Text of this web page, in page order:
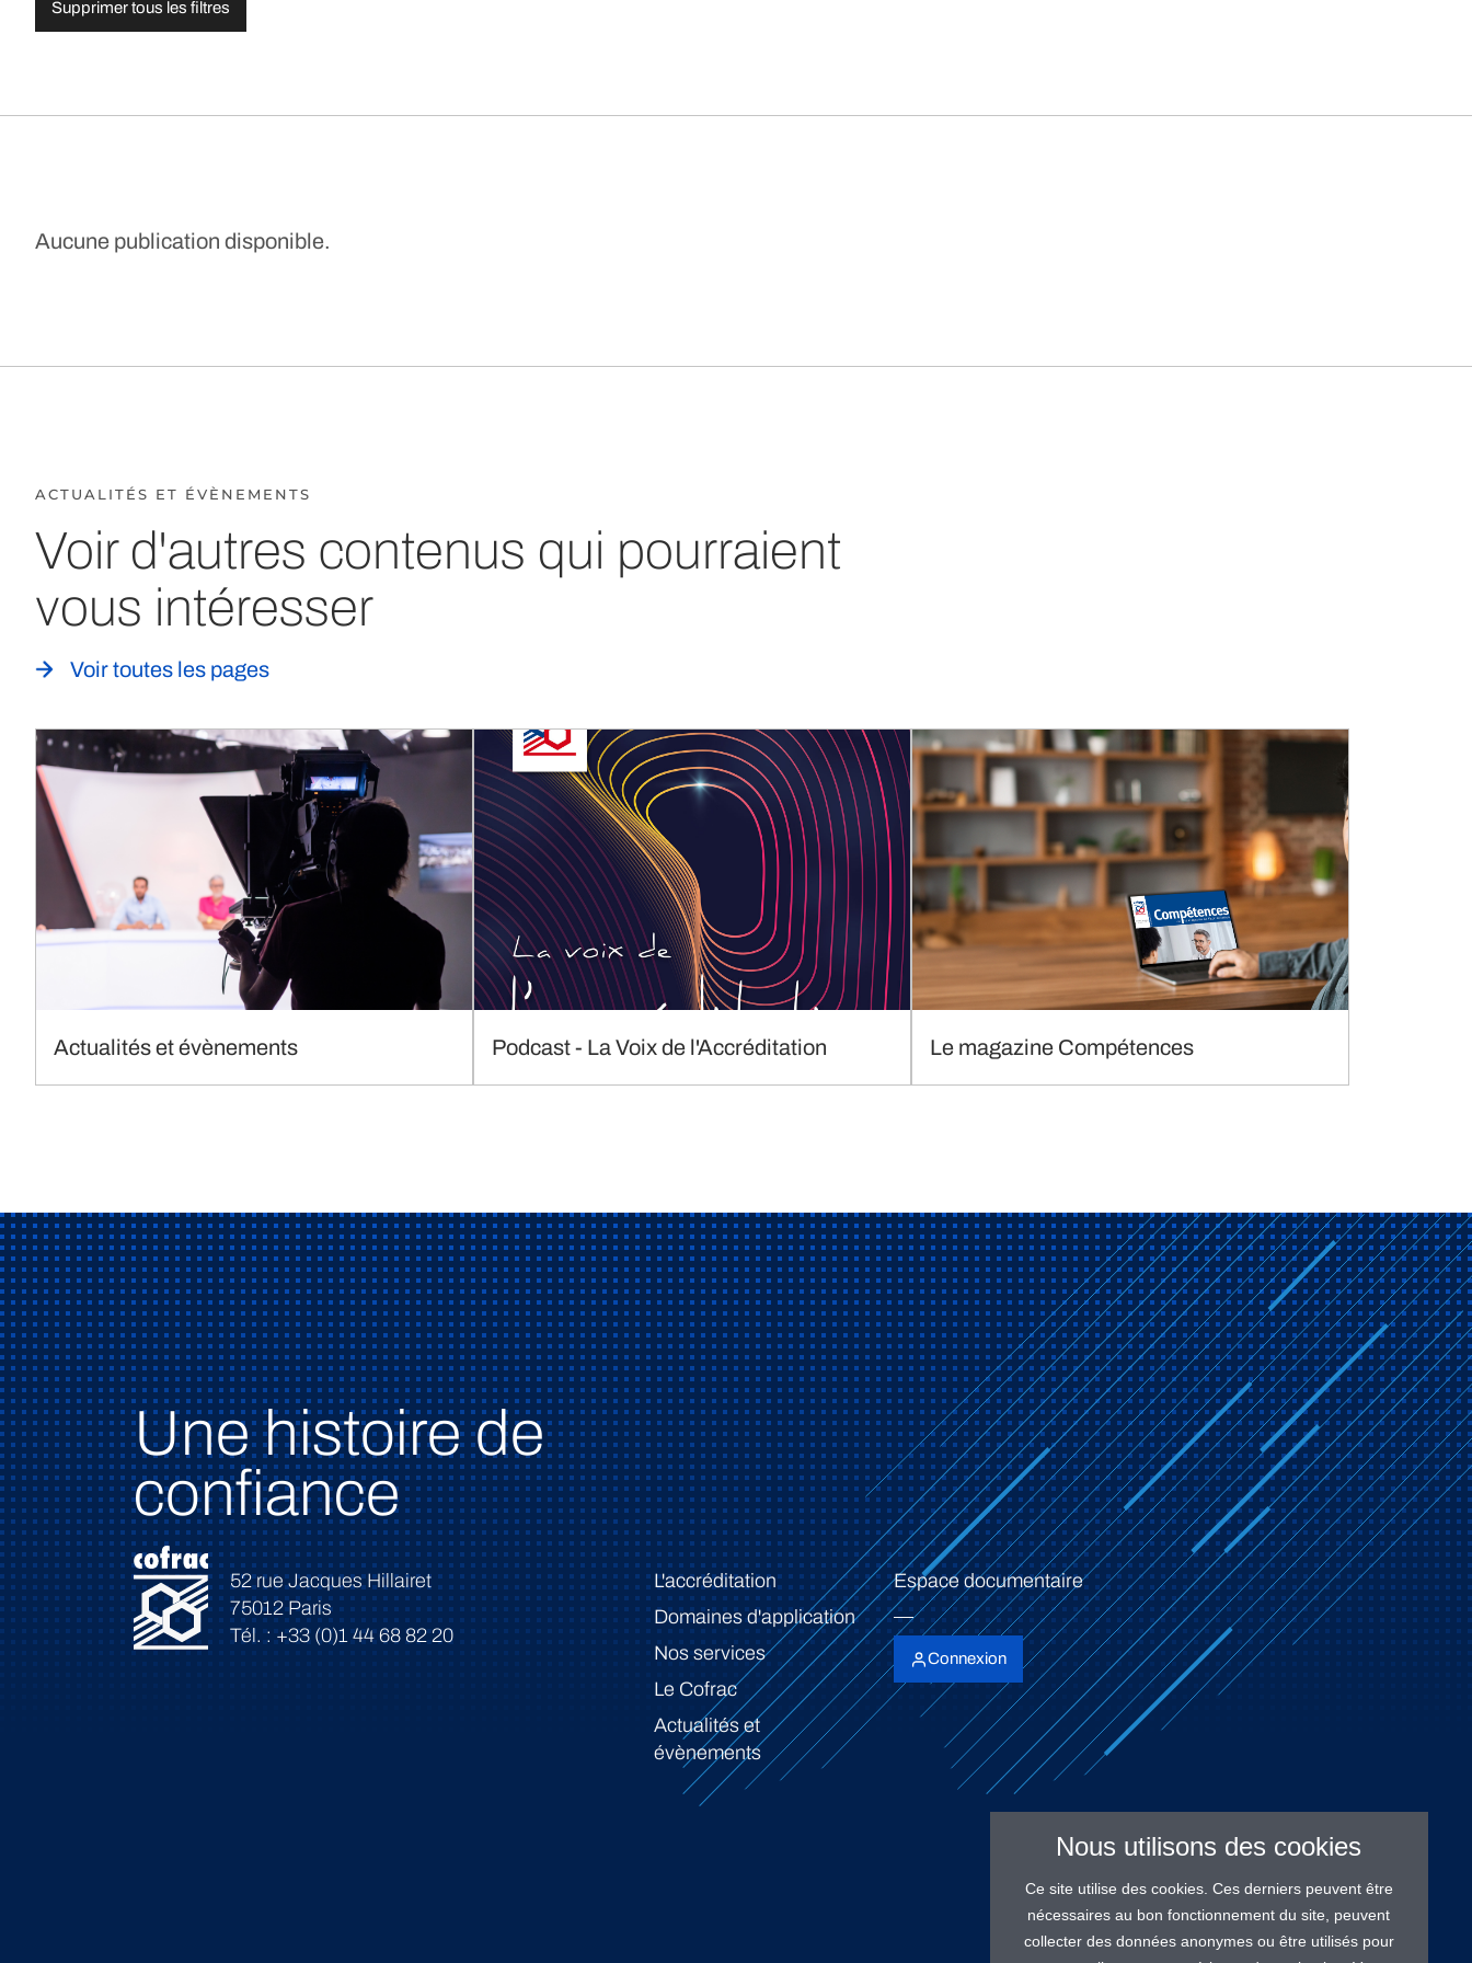
Supprimer tous les filtres
Aucune publication disponible.
ACTUALITÉS ET ÉVÈNEMENTS
Voir d'autres contenus qui pourraient
vous intéresser
Voir toutes les pages
Actualités et évènements Podcast - La Voix de l'Accréditation Le magazine Compétences
Une histoire de
confiance
52 rue Jacques Hillairet
75012 Paris
Tél. : +33 (0)1 44 68 82 20
L'accréditation
Domaines d'application
Nos services
Le Cofrac
Actualités et
évènements
Espace documentaire
Connexion
Nous utilisons des cookies
Ce site utilise des cookies. Ces derniers peuvent être
nécessaires au bon fonctionnement du site, peuvent
collecter des données anonymes ou être utilisés pour